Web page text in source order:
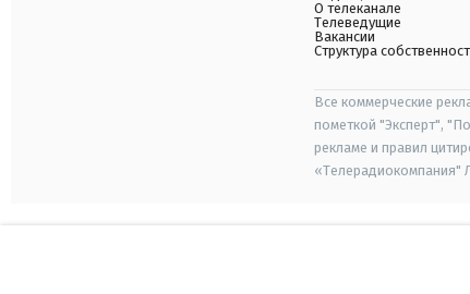
О телеканале
Телеведущие
Вакансии
Структура
Все коммерческие
пометкой "Эксперт",
рекламе и правил
«Телерадиокомпания"